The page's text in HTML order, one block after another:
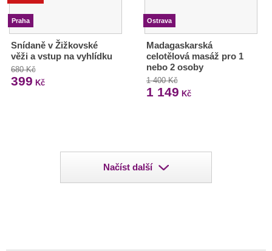
Praha
Snídaně v Žižkovské
věži a vstup na vyhlídku
680 Kč
399 Kč
Ostrava
Madagaskarská
celotělová masáž pro 1
nebo 2 osoby
1 400 Kč
1 149 Kč
Načíst další